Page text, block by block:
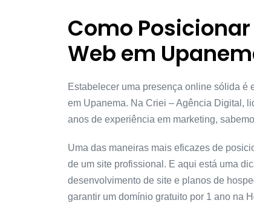
Como
Web em
Estabelecer uma presença online sólida é
em Upanema. Na Criei – Agência Digital,
anos de experiência em marketing,
Uma das maneiras mais eficazes de
de um site profissional. E aqui está uma
desenvolvimento de site e planos de
garantir um domínio gratuito por 1 ano na